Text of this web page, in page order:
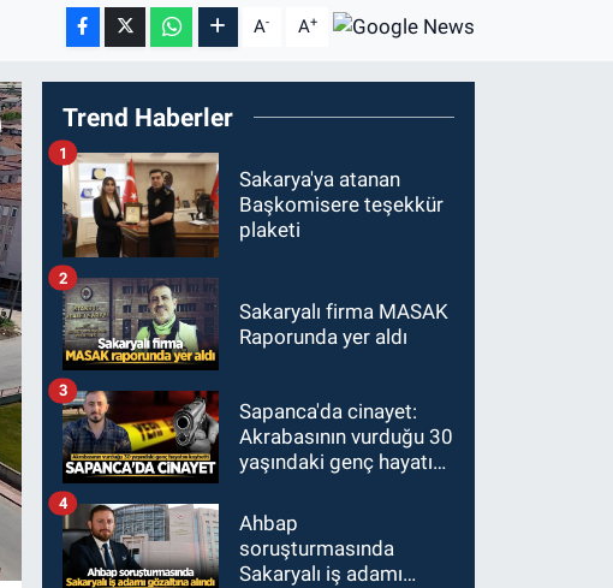
A- A+
Trend Haberler
Sakarya'ya atanan
Başkomisere teşekkür
plaketi
1
Sakaryalı firma MASAK
Raporunda yer aldı
2
Sapanca'da cinayet:
Akrabasının vurduğu 30
yaşındaki genç hayatını
3
Ahbap
soruşturmasında
Sakaryalı iş adamı
4